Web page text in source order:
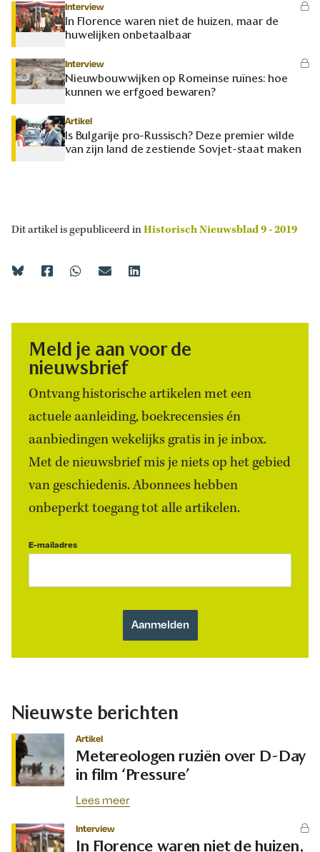
Interview
In Florence waren niet de huizen, maar de
huwelijken onbetaalbaar
Interview
Nieuwbouwwijken op Romeinse ruïnes: hoe
kunnen we erfgoed bewaren?
Artikel
Is Bulgarije pro-Russisch? Deze premier wilde
van zijn land de zestiende Sovjet-staat maken
Dit artikel is gepubliceerd inHistorisch Nieuwsblad 9 - 2019
Meld je aan voor de
nieuwsbrief
Ontvang historische artikelen met een
actuele aanleiding, boekrecensies én
aanbiedingen wekelijks gratis in je inbox.
Met de nieuwsbrief mis je niets op het gebied
van geschiedenis. Abonnees hebben
onbeperkt toegang tot alle artikelen.
E-mailadres
Nieuwste berichten
Artikel
Metereologen ruziën over D-Day
in film ‘Pressure’
Lees meer
Interview
In Florence waren niet de huizen,